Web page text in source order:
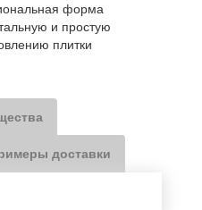
форма
и простую
плитки
доставки